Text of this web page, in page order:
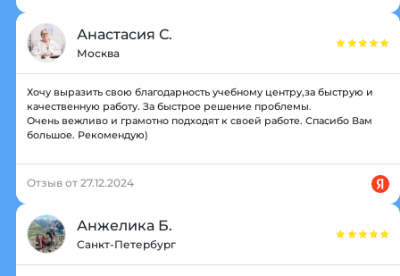
Анастасия С.
Москва
Хочу выразить свою благодарность учебному центру,за быструю и
качественную работу. За быстрое решение проблемы.
Очень вежливо и грамотно подходят к своей работе. Спасибо Вам
большое. Рекомендую)
Отзыв от 27.12.2024
Анжелика Б.
Санкт-Петербург